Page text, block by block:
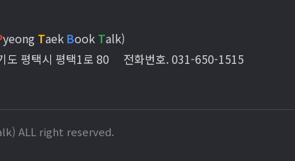
yeong Taek Book Talk)
도 평택시 평택1로 80
전화번호. 031-650-1515
ALL right reserved.